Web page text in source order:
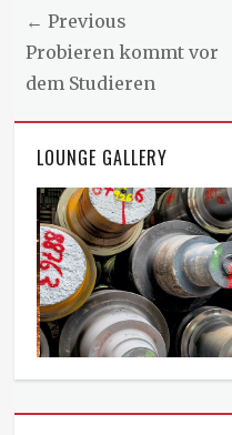
Beitragsnavigation
← Previous
Previous
post:
Probieren kommt vor
dem Studieren
LOUNGE GALLERY